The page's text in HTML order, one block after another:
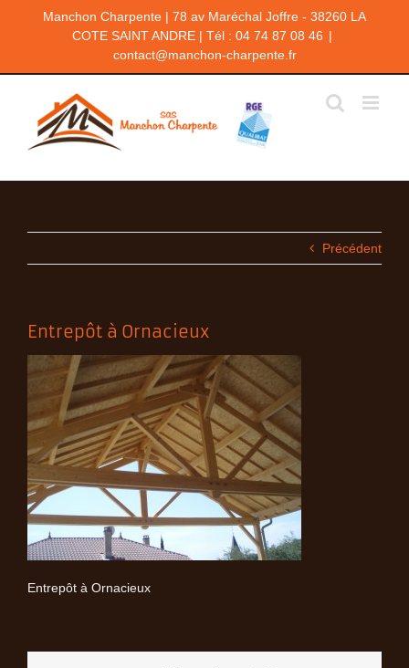
Manchon Charpente | 78 av Maréchal Joffre - 38260 LA
COTE SAINT ANDRE | Tél : 04 74 87 08 46 |
contact@manchon-charpente.fr
Précédent
Entrepôt à Ornacieux
Entrepôt à Ornacieux